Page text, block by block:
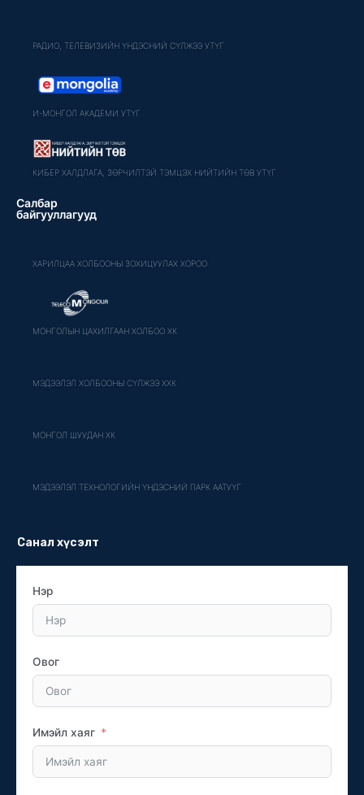
РАДИО, ТЕЛЕВИЗИЙН ҮНДЭСНИЙ СҮЛЖЭЭ УТҮГ
И-МОНГОЛ АКАДЕМИ УТҮГ
КИБЕР ХАЛДЛАГА, ЗӨРЧИЛТЭЙ ТЭМЦЭХ НИЙТИЙН ТӨВ УТҮГ
Салбар
байгууллагууд
ХАРИЛЦАА ХОЛБООНЫ ЗОХИЦУУЛАХ ХОРОО
МОНГОЛЫН ЦАХИЛГААН ХОЛБОО ХК
МЭДЭЭЛЭЛ ХОЛБООНЫ СҮЛЖЭЭ ХХК
МОНГОЛ ШУУДАН ХК
МЭДЭЭЛЭЛ ТЕХНОЛОГИЙН ҮНДЭСНИЙ ПАРК ААТУҮГ
Санал хүсэлт
Нэр
Овог
Имэйл хаяг